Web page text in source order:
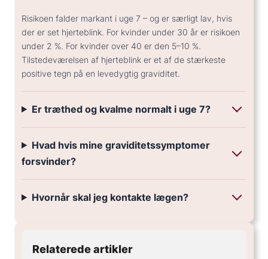
Risikoen falder markant i uge 7 – og er særligt lav, hvis
der er set hjerteblink. For kvinder under 30 år er risikoen
under 2 %. For kvinder over 40 er den 5–10 %.
Tilstedeværelsen af hjerteblink er et af de stærkeste
positive tegn på en levedygtig graviditet.
Er træthed og kvalme normalt i uge 7?
Hvad hvis mine graviditetssymptomer
forsvinder?
Hvornår skal jeg kontakte lægen?
Relaterede artikler